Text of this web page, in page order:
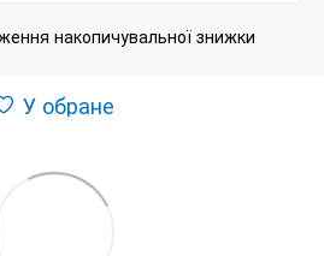
накопичувальної знижки
У обране